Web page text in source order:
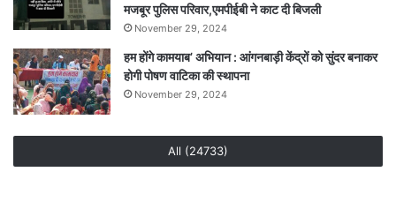
मजबूर पुलिस परिवार,एमपीईबी ने काट दी बिजली
November 29, 2024
हम होंगे कामयाब’ अभियान : आंगनबाड़ी केंद्रों को सुंदर बनाकर
होगी पोषण वाटिका की स्थापना
November 29, 2024
All (24733)